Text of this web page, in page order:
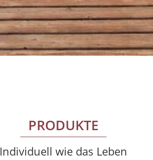
PRODUKTE
Individuell wie das Leben